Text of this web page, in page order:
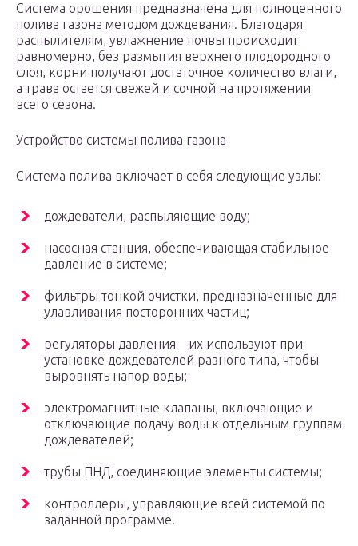
Система орошения предназначена для полноценного
полива газона методом дождевания. Благодаря
распылителям, увлажнение почвы происходит
равномерно, без размытия верхнего плодородного
слоя, корни получают достаточное количество влаги,
а трава остается свежей и сочной на протяжении
всего сезона.
Устройство системы полива газона
Система полива включает в себя следующие узлы:
дождеватели, распыляющие воду;
насосная станция, обеспечивающая стабильное
давление в системе;
фильтры тонкой очистки, предназначенные для
улавливания посторонних частиц;
регуляторы давления – их используют при
установке дождевателей разного типа, чтобы
выровнять напор воды;
электромагнитные клапаны, включающие и
отключающие подачу воды к отдельным группам
дождевателей;
трубы ПНД, соединяющие элементы системы;
контроллеры, управляющие всей системой по
заданной программе.